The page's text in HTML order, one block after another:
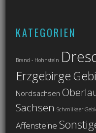
KATEGORIEN
Brand - Hohnstein
Erzgebirge
Nordsachsen
Sachsen Schmilkaer
Affensteine